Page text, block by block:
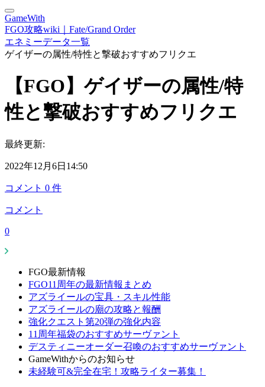
GameWith
FGO攻略wiki｜Fate/Grand Order
エネミーデータ一覧
ゲイザーの属性/特性と撃破おすすめフリクエ
【FGO】ゲイザーの属性/特
性と撃破おすすめフリクエ
最終更新:
2022年12月6日14:50
コメント 0 件
コメント
0
FGO最新情報
FGO11周年の最新情報まとめ
アズライールの宝具・スキル性能
アズライールの廟の攻略と報酬
強化クエスト第20弾の強化内容
11周年福袋のおすすめサーヴァント
デスティニーオーダー召喚のおすすめサーヴァント
GameWithからのお知らせ
未経験可&完全在宅！攻略ライター募集！